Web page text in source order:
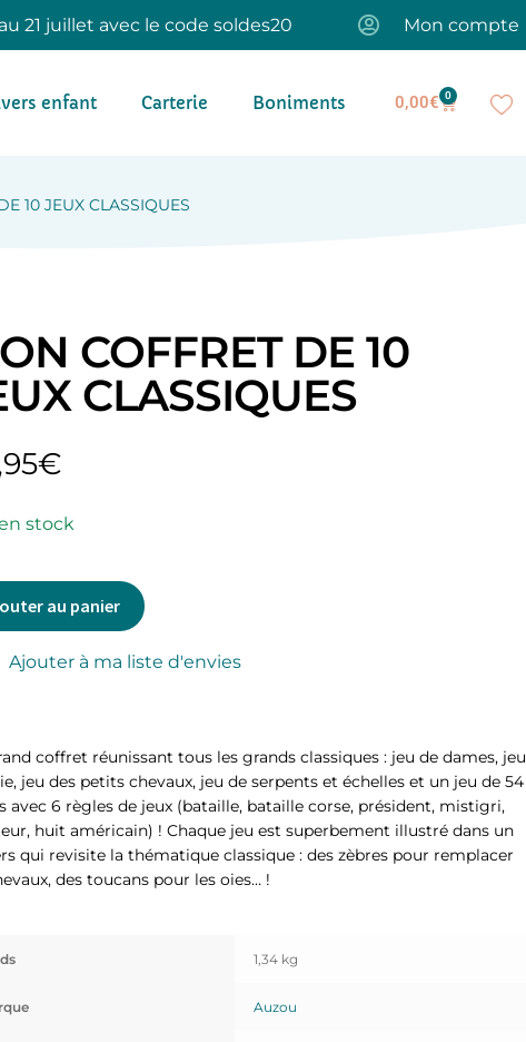
21 juillet avec le code soldes20 Mon compte
enfant Carterie Boniments 0,00€ 0
10 JEUX CLASSIQUES
COFFRET DE 10
CLASSIQUES
€
stock
au panier
Ajouter à ma liste d'envies
coffret réunissant tous les grands classiques : jeu de dames, jeu
jeu des petits chevaux, jeu de serpents et échelles et un jeu de 54
avec 6 règles de jeux (bataille, bataille corse, président, mistigri,
huit américain) ! Chaque jeu est superbement illustré dans un
qui revisite la thématique classique : des zèbres pour remplacer
des toucans pour les oies… !
1,34 kg
Auzou